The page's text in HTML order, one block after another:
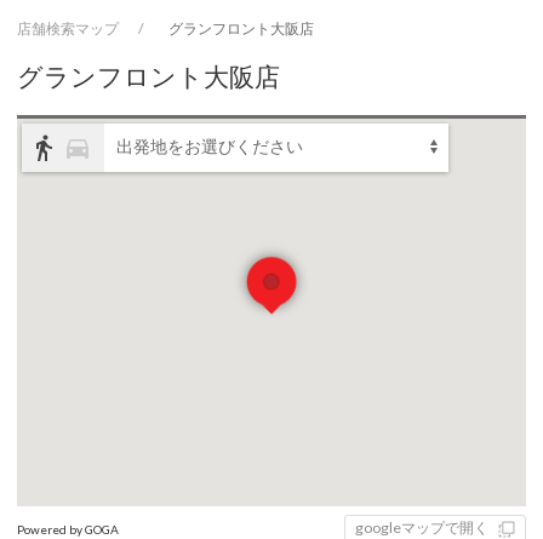
店舗検索マップ グランフロント大阪店
グランフロント大阪店
directions_walk directions_car 出発地をお選びください
Powered by GOGA googleマップで開く